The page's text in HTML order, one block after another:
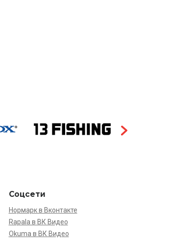
Соцсети
Нормарк в Вконтакте
Rapala в ВК Видео
Okuma в ВК Видео